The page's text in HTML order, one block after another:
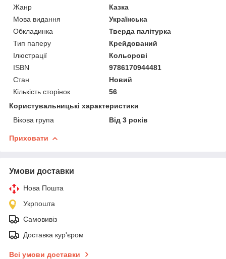
Жанр
Казка
Мова видання
Українська
Обкладинка
Тверда палітурка
Тип паперу
Крейдований
Ілюстрації
Кольорові
ISBN
9786170944481
Стан
Новий
Кількість сторінок
56
Користувальницькі характеристики
Вікова група
Від 3 років
Приховати
Умови доставки
Нова Пошта
Укрпошта
Самовивіз
Доставка кур'єром
Всі умови доставки